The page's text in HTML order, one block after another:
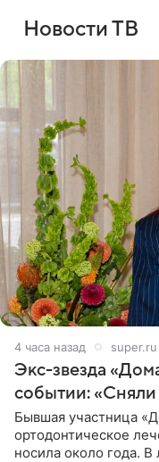
Новости ТВ
4 часа назад super.ru
Экс-звезда
событии: «Сняли
Бывшая участница
ортодонтическое
носила около года.